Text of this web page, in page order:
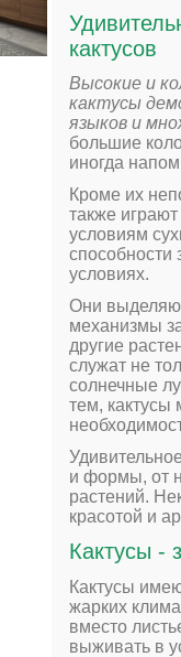
кактусов
Высокие и
кактусы
языков и
большие
иногда
Кроме их
также
условиям
способности
условиях.
Они
механизмы
другие
служат не
солнечные
тем, кактусы
и формы, от
растений.
красотой и
Кактусы -
Кактусы
жарких
вместо
выживать в